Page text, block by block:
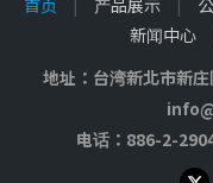
新闻中心
地址：台湾新北市新
电话：886-2-